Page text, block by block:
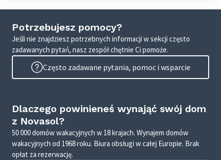
Potrzebujesz pomocy?
Jeśli nie znajdziesz potrzebnych informacji w sekcji często
zadawanych pytań, nasz zespół chętnie Ci pomoże.
Często zadawane pytania, pomoc i wsparcie
Dlaczego powinieneś wynająć swój dom
z Novasol?
50 000 domów wakacyjnych w 18 krajach. Wynajem domów
wakacyjnych od 1968 roku. Biura obsługi w całej Europie. Brak
opłat za rezerwację.